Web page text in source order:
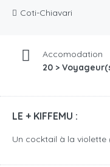
Coti-Chiavari
Accomodation
20 >
LE + KIFFEMU :
Un cocktail à la